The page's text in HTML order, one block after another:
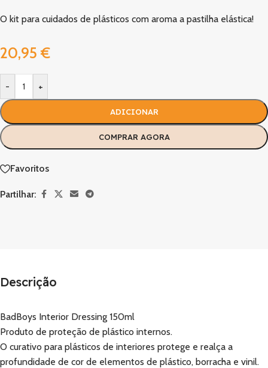
O kit para cuidados de plásticos com aroma a pastilha elástica!
20,95 €
- +
ADICIONAR
COMPRAR AGORA
Favoritos
Partilhar:
Descrição
BadBoys Interior Dressing 150ml
Produto de proteção de plástico internos.
O curativo para plásticos de interiores protege e realça a
profundidade de cor de elementos de plástico, borracha e vinil.